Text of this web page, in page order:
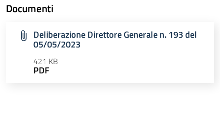
Documenti
Deliberazione Direttore Generale n. 193 del
05/05/2023
421 KB
PDF